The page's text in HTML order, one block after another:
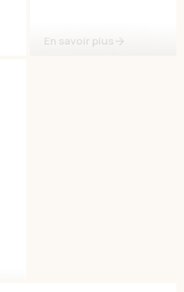
En savoir plus